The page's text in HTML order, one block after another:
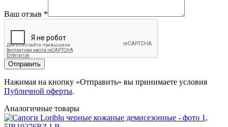
Ваш отзыв *
Отправить
Нажимая на кнопку «Отправить» вы принимаете условия
Публичной оферты.
Аналогичные товары